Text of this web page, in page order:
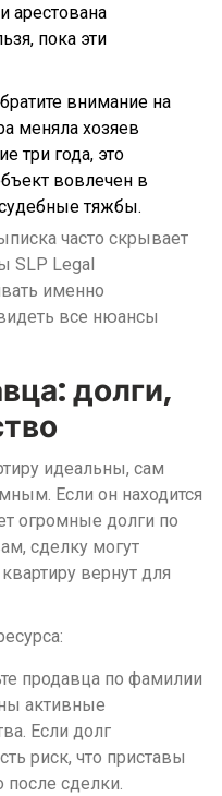
арестована
пока эти
внимание на
меняла хозяев
три года, это
вовлечен в
тяжбы.
часто скрывает
SLP Legal
именно
все нюансы
долги,
идеальны, сам
Если он находится
огромные долги по
сделку могут
вернут для
продавца по фамилии
активные
Если долг
риск, что приставы
после сделки.